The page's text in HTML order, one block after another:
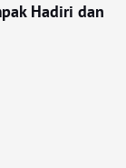
Hadiri dan